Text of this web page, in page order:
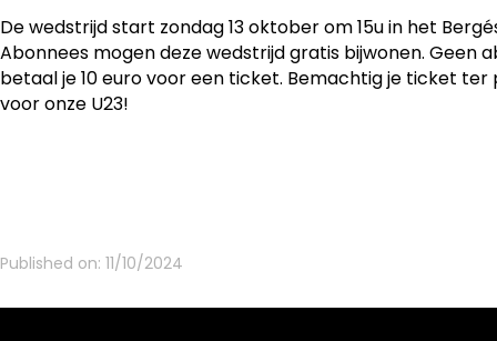
De wedstrijd start zondag 13 oktober om 15u in het
Abonnees mogen deze wedstrijd gratis bijwonen. Geen
betaal je 10 euro voor een ticket. Bemachtig je ticket
voor onze U23!
Published on: 11/10/2024